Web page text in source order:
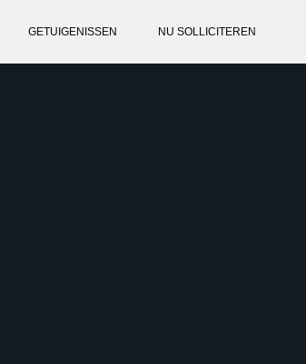
GETUIGENISSEN NU SOLLICITEREN